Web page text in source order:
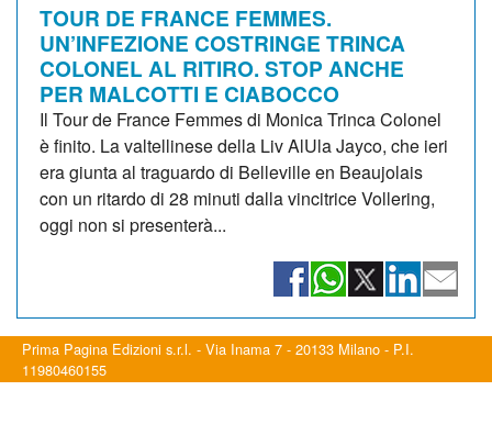
TOUR DE FRANCE FEMMES.
UN’INFEZIONE COSTRINGE TRINCA
COLONEL AL RITIRO. STOP ANCHE
PER MALCOTTI E CIABOCCO
Il Tour de France Femmes di Monica Trinca Colonel
è finito. La valtellinese della Liv AlUla Jayco, che ieri
era giunta al traguardo di Belleville en Beaujolais
con un ritardo di 28 minuti dalla vincitrice Vollering,
oggi non si presenterà...
Prima Pagina Edizioni s.r.l. - Via Inama 7 - 20133 Milano - P.I.
11980460155